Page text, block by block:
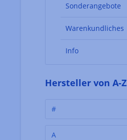
Sonderangebote
Warenkundliches
Info
Hersteller von A-Z
#
A